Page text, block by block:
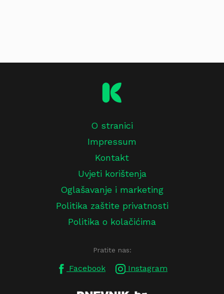
O stranici
Impressum
Kontakt
Uvjeti korištenja
Oglašavanje i marketing
Politika zaštite privatnosti
Politika o kolačićima
Pratite nas:
Facebook Instagram